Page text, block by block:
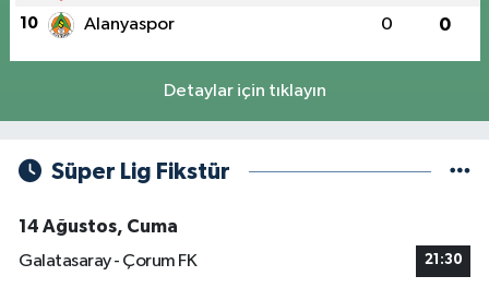
10 Alanyaspor 0 0
Detaylar için tıklayın
Süper Lig Fikstür
14 Ağustos, Cuma
Galatasaray - Çorum FK
21:30